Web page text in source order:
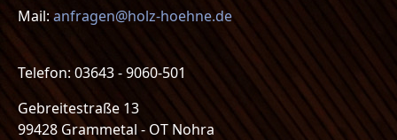
Mail: anfragen@holz-hoehne.de
Telefon: 03643 - 9060-501
Gebreitestraße 13
99428 Grammetal - OT Nohra